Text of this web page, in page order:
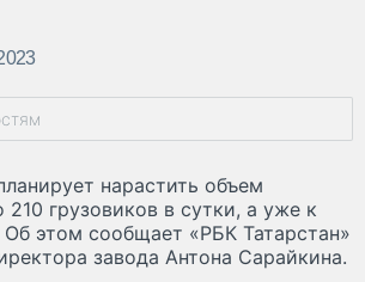
нарастить объем
210 грузовиков в сутки, а уже к
этом сообщает «РБК Татарстан»
завода Антона Сарайкина.